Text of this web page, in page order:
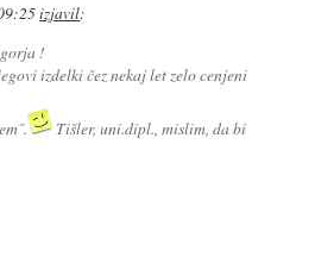
izjavil:
!
izdelki čez nekaj let zelo cenjeni
Tišler, uni.dipl., mislim, da bi